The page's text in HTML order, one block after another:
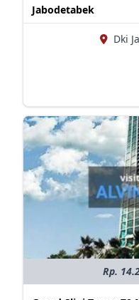
Jabodetabek
Dki
Rp.